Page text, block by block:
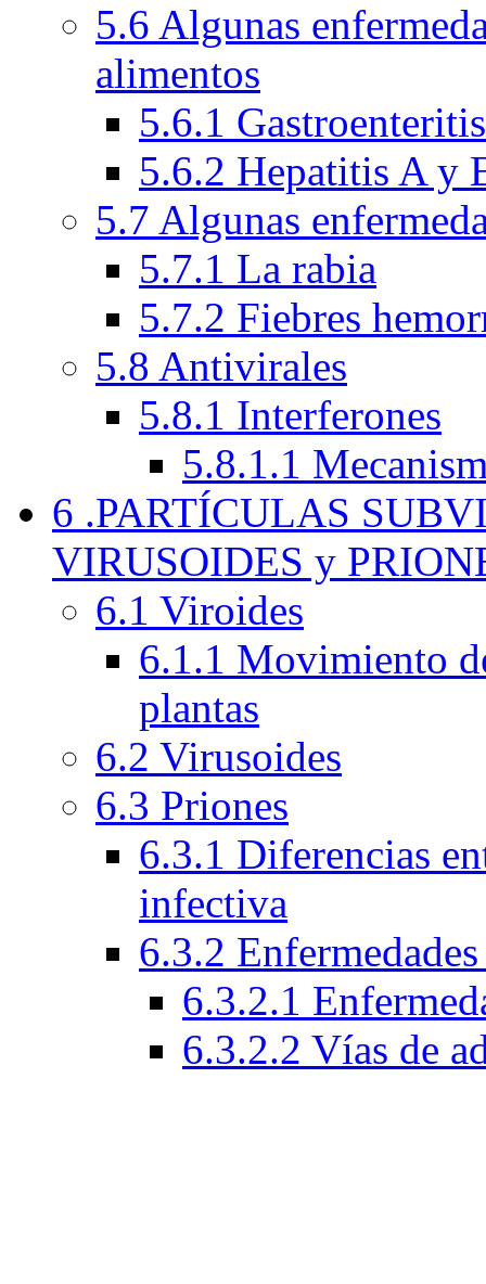
5.6 Algunas
alimentos
5.6.1
5.6.2 Hepatitis A y
5.7 Algunas
5.7.1 La rabia
5.7.2 Fiebres
5.8 Antivirales
5.8.1 Interferones
5.8.1.1
6 .PARTÍCULAS
VIRUSOIDES y
6.1 Viroides
6.1.1 Movimiento
plantas
6.2 Virusoides
6.3 Priones
6.3.1 Diferencias
infectiva
6.3.2
6.3.2.1
6.3.2.2 Vías de